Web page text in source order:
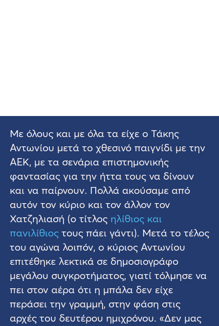
Με όλους και με όλα τα είχε ο Τάκης
Αντωνίου μετά το χθεσινό παιγνίδι με την
ΑΕΚ, με τα σενάρια επιστημονικής
φαντασίας για την ήττα τους να δίνουν
και να παίρνουν. Πολλά ακούσαμε από
αυτόν τον κύριο και τον άλλον τον
Χατζηλιασή (ο τίτλος ηλίθιος και
πανιλίθιος τους πάει γάντι). Μετά το τέλος
του αγώνα λοιπόν, ο κύριος Αντωνίου
επιτέθηκε λεκτικά σε δημοσιογράφο
μεγάλου συγκροτήματος, γιατί τόλμησε να
πει στον αέρα ότι η μπάλα δεν είχε
περάσει την γραμμή, στην φάση στις
αρχές του δευτέρου ημιχρόνου. «Δεν μας